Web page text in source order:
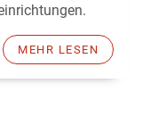
MEHR LESEN